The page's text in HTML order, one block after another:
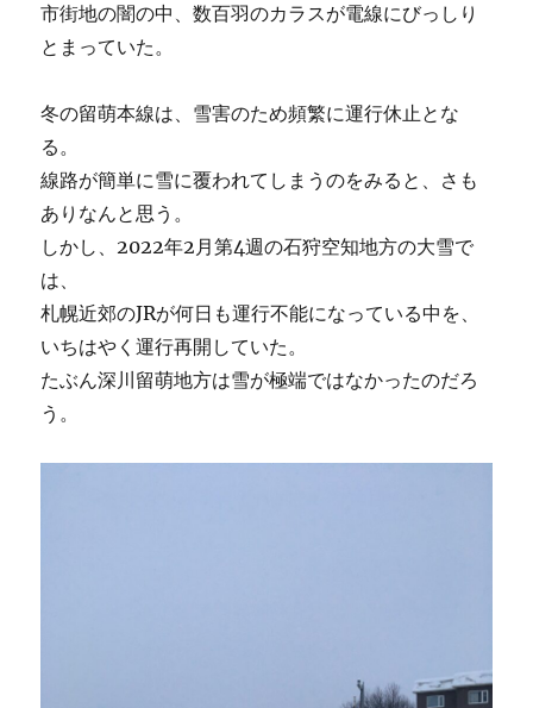
市街地の闇の中、数百羽のカラスが電線にびっしり
とまっていた。
冬の留萌本線は、雪害のため頻繁に運行休止とな
る。
線路が簡単に雪に覆われてしまうのをみると、さも
ありなんと思う。
しかし、2022年2月第4週の石狩空知地方の大雪で
は、
札幌近郊のJRが何日も運行不能になっている中を、
いちはやく運行再開していた。
たぶん深川留萌地方は雪が極端ではなかったのだろ
う。